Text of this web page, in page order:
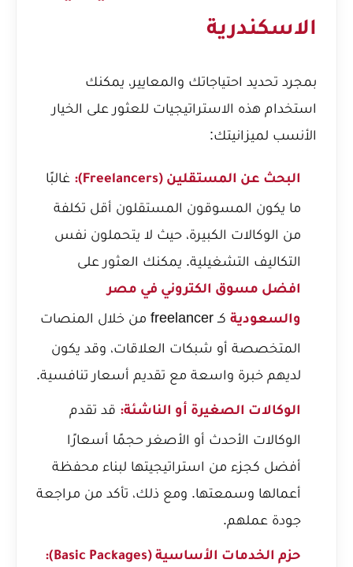
الاسكندرية
بمجرد تحديد احتياجاتك والمعايير، يمكنك
استخدام هذه الاستراتيجيات للعثور على الخيار
الأنسب لميزانيتك:
البحث عن المستقلين (Freelancers):
غالبًا
ما يكون المسوقون المستقلون أقل تكلفة
من الوكالات الكبيرة، حيث لا يتحملون نفس
التكاليف التشغيلية. يمكنك العثور على
افضل مسوق الكتروني في مصر
والسعودية
كـ freelancer من خلال المنصات
المتخصصة أو شبكات العلاقات، وقد يكون
لديهم خبرة واسعة مع تقديم أسعار تنافسية.
الوكالات الصغيرة أو الناشئة: قد تقدم
الوكالات الأحدث أو الأصغر حجمًا أسعارًا
أفضل كجزء من استراتيجيتها لبناء محفظة
أعمالها وسمعتها. ومع ذلك، تأكد من مراجعة
جودة عملهم.
حزم الخدمات الأساسية (Basic Packages):